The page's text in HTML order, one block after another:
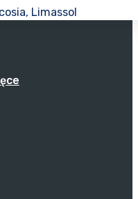
Limassol